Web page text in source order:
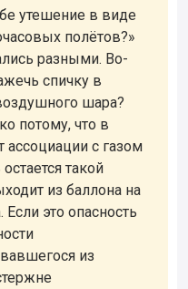
утешение в виде
полётов?»
разными. Во-
спичку в
шара?
потому, что в
ассоциации с газом
такой
из баллона на
это опасность
из